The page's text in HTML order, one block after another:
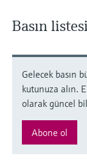
Basın listesi
Gelecek basın
kutunuza alın.
olarak güncel
Abone ol